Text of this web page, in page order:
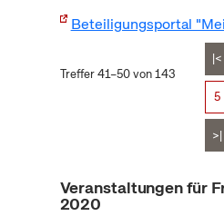
Beteiligungsportal
Treffer 41–50 von 143
|<
5
>|
Veranstaltungen für
2020